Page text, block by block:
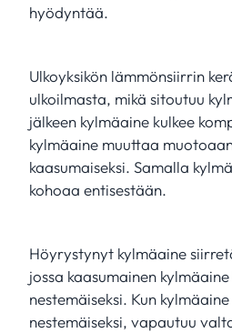
hyödyntää.
Ulkoyksikön lämmönsiirrin
ulkoilmasta, mikä sitoutuu
jälkeen kylmäaine kulkee
kylmäaine muuttaa
kaasumaiseksi. Samalla
kohoaa entisestään.
Höyrystynyt kylmäaine
jossa kaasumainen
nestemäiseksi. Kun
nestemäiseksi, vapautuu